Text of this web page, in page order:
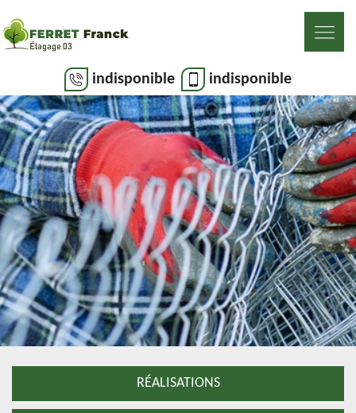
indisponible indisponible
RÉALISATIONS